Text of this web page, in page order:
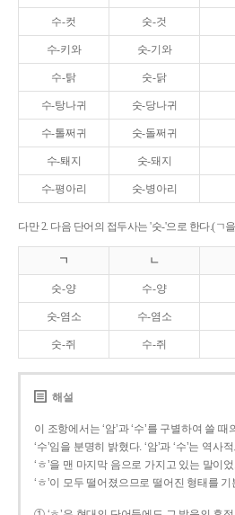
수-컷 숫-것
수-키와 숫-기와
수-탉 숫-닭
수-탕나귀 숫-당나귀
수-톨쩌귀 숫-돌쩌귀
수-퇘지 숫-돼지
수-평아리 숫-병아리
다만 2. 다음 단어의 접두사는 '숫-'으로 한다.(ㄱ
ㄱ ㄴ
숫-양 수-양
숫-염소 수-염소
숫-쥐 수-쥐
해설
이 조항에서는 ‘암’과 ‘수’를 구별하여 쓸 때
‘수’임을 분명히 밝혔다. ‘암’과 ‘수’는 역사
‘ㅎ’을 맨 마지막 음으로 가지고 있는 말이
‘ㅎ’이 모두 떨어졌으므로 떨어진 형태를